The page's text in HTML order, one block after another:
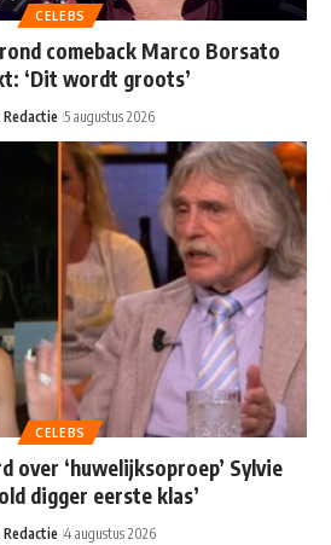
CELEBS
comeback Marco Borsato
‘Dit wordt groots’
Redactie 5 augustus 2026
CELEBS
over ‘huwelijksoproep’ Sylvie
digger eerste klas’
Redactie 4 augustus 2026